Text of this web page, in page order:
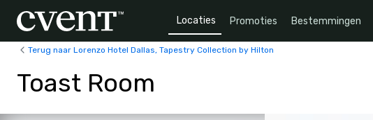
Locaties Promoties Bestemmingen
Terug naar Lorenzo Hotel Dallas, Tapestry Collection by Hilton
Toast Room